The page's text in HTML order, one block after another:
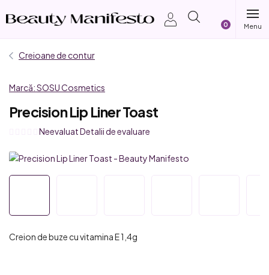
Creioane de contur
Marcă:SOSU Cosmetics
Precision Lip Liner Toast
Evaluarea
a
din
stele.
NeevaluatDetalii de evaluare
Creion de buze cu vitamina E 1,4g